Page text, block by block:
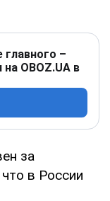
главного –
OBOZ.UA в
за
в России